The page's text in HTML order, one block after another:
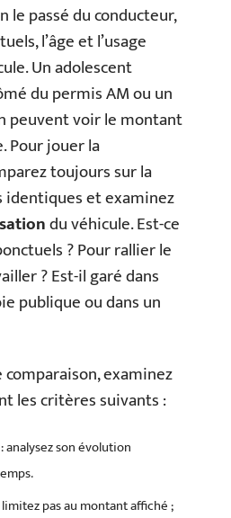
le passé du conducteur,
l’âge et l’usage
Un adolescent
du permis AM ou un
peuvent voir le montant
Pour jouer la
toujours sur la
identiques et examinez
du véhicule. Est-ce
? Pour rallier le
? Est-il garé dans
publique ou dans un
examinez
les critères suivants :
: analysez son évolution
pas au montant affiché ;